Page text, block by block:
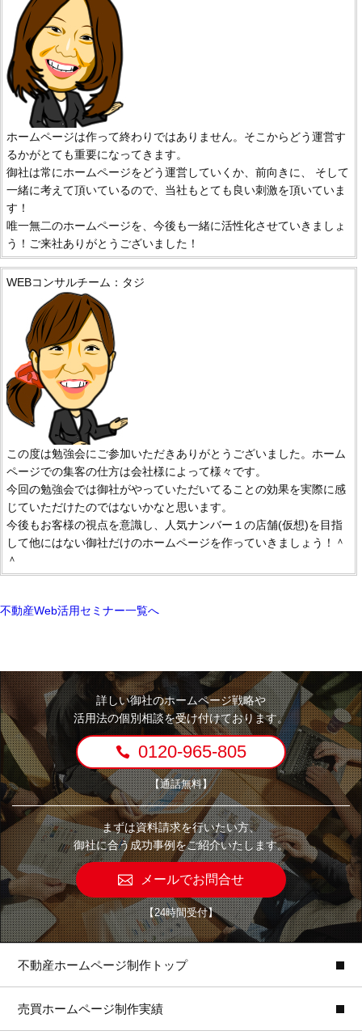
ホームページは作って終わりではありません。そこからどう運営す
るかがとても重要になってきます。
御社は常にホームページをどう運営していくか、前向きに、 そして
一緒に考えて頂いているので、当社もとても良い刺激を頂いていま
す！
唯一無二のホームページを、今後も一緒に活性化させていきましょ
う！ご来社ありがとうございました！
WEBコンサルチーム：タジ
この度は勉強会にご参加いただきありがとうございました。ホーム
ページでの集客の仕方は会社様によって様々です。
今回の勉強会では御社がやっていただいてることの効果を実際に感
じていただけたのではないかなと思います。
今後もお客様の視点を意識し、人気ナンバー１の店舗(仮想)を目指
して他にはない御社だけのホームページを作っていきましょう！＾
＾
不動産Web活用セミナー一覧へ
詳しい御社のホームページ戦略や
活用法の個別相談を受け付けております。
0120-965-805
【通話無料】
まずは資料請求を行いたい方、
御社に合う成功事例をご紹介いたします。
メールでお問合せ
【24時間受付】
不動産ホームページ制作トップ
売買ホームページ制作実績